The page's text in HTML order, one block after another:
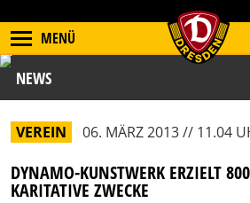
MENÜ
NEWS
VEREIN 06. MÄRZ 2013 // 11.04
DYNAMO-KUNSTWERK ERZIELT
KARITATIVE ZWECKE